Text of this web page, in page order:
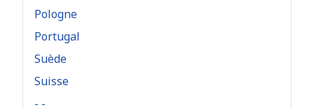
Pologne
Portugal
Suède
Suisse
- -